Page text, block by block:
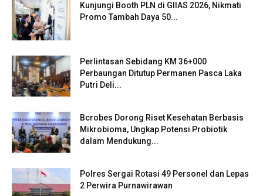
Kunjungi Booth PLN di GIIAS 2026, Nikmati
Promo Tambah Daya 50...
Perlintasan Sebidang KM 36+000
Perbaungan Ditutup Permanen Pasca Laka
Putri Deli...
Bcrobes Dorong Riset Kesehatan Berbasis
Mikrobioma, Ungkap Potensi Probiotik
dalam Mendukung...
Polres Sergai Rotasi 49 Personel dan Lepas
2 Perwira Purnawirawan